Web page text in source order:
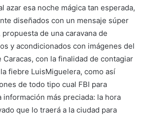
azar esa noche mágica tan esperada,
diseñados con un mensaje súper
de una caravana de
y acondicionados con imágenes del
Caracas, con la finalidad de contagiar
fiebre LuisMiguelera, como así
de todo tipo cual FBI para
más preciada: la hora
que lo traerá a la ciudad para